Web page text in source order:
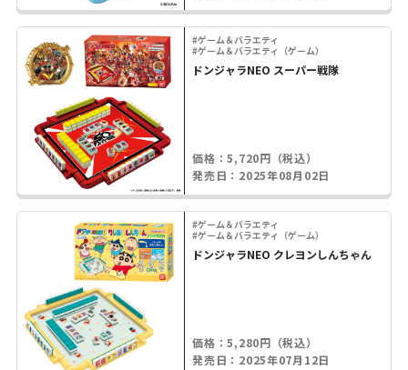
#ゲーム＆バラエティ
#ゲーム＆バラエティ（ゲーム）
ドンジャラNEO スーパー戦隊
価格：5,720円（税込）
発売日：2025年08月02日
#ゲーム＆バラエティ
#ゲーム＆バラエティ（ゲーム）
ドンジャラNEO クレヨンしんちゃん
価格：5,280円（税込）
発売日：2025年07月12日